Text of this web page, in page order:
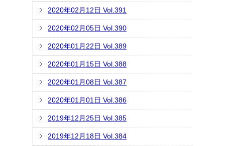
2020年02月12日 Vol.391
2020年02月05日 Vol.390
2020年01月22日 Vol.389
2020年01月15日 Vol.388
2020年01月08日 Vol.387
2020年01月01日 Vol.386
2019年12月25日 Vol.385
2019年12月18日 Vol.384